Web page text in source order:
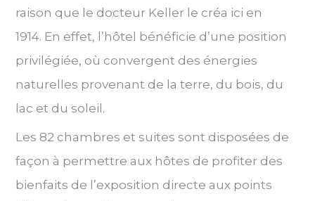
raison que le docteur Keller le créa ici en
1914. En effet, l’hôtel bénéficie d’une position
privilégiée, où convergent des énergies
naturelles provenant de la terre, du bois, du
lac et du soleil.
Les 82 chambres et suites sont disposées de
façon à permettre aux hôtes de profiter des
bienfaits de l’exposition directe aux points